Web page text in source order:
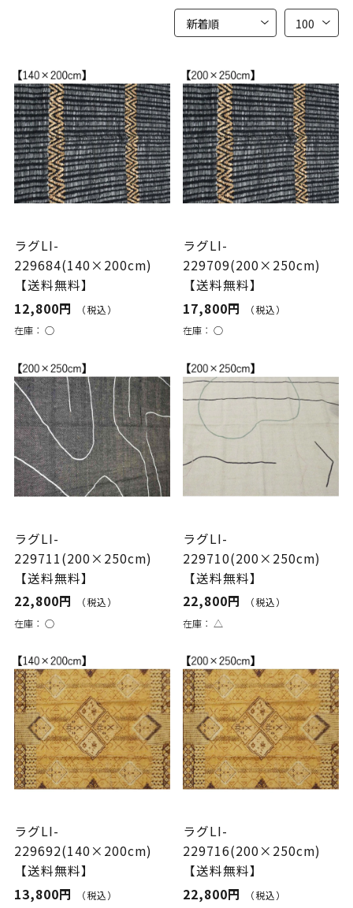
ラグLI-
229684(140×200cm)
【送料無料】
12,800円
（税込）
在庫： ○
ラグLI-
229709(200×250cm)
【送料無料】
17,800円
（税込）
在庫：○
ラグLI-
229711(200×250cm)
【送料無料】
22,800円
（税込）
在庫： ○
ラグLI-
229710(200×250cm)
【送料無料】
22,800円
（税込）
在庫： △
ラグLI-
229692(140×200cm)
【送料無料】
13,800円
（税込）
ラグLI-
229716(200×250cm)
【送料無料】
22,800円
（税込）